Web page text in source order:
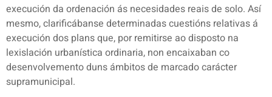
execución da ordenación ás necesidades reais de solo. Así
mesmo, clarificábanse determinadas cuestións relativas á
execución dos plans que, por remitirse ao disposto na
lexislación urbanística ordinaria, non encaixaban co
desenvolvemento duns ámbitos de marcado carácter
supramunicipal.